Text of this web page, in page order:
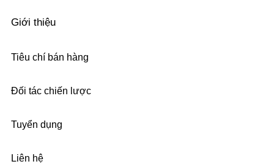
Giới thiệu
Tiêu chí bán hàng
Đối tác chiến lược
Tuyển dụng
Liên hệ